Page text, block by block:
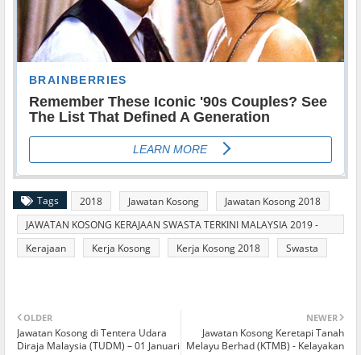
Tags 2018 Jawatan Kosong
Jawatan Kosong 2018
JAWATAN KOSONG KERAJAAN SWASTA TERKINI MALAYSIA 2019 -
2020
Kerajaan Kerja Kosong Kerja Kosong 2018 Swasta
NEWER
Jawatan Kosong Keretapi Tanah
Melayu Berhad (KTMB) - Kelayakan
OLDER
Jawatan Kosong di Tentera Udara
Diraja Malaysia (TUDM) – 01 Januari